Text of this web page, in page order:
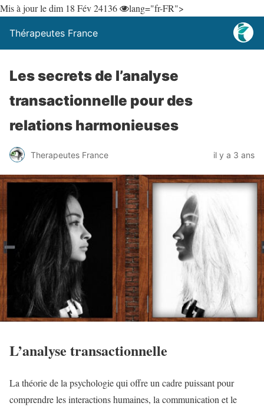
Mis à jour le dim 18 Fév 24136 lang="fr-FR">
Thérapeutes France
Les secrets de l’analyse
transactionnelle pour des
relations harmonieuses
Therapeutes France il y a 3 ans
L’analyse transactionnelle
La théorie de la psychologie qui offre un cadre puissant pour
comprendre les interactions humaines, la communication et le